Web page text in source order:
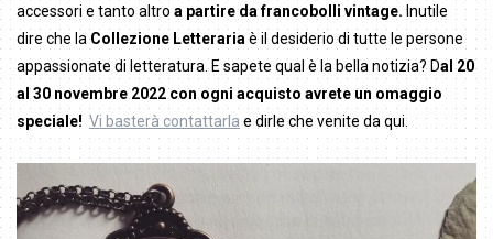
accessori e tanto altro a partire da francobolli vintage. Inutile
dire che laCollezione Letterariaè il desiderio di tutte le persone
appassionate di letteratura. E sapete qual è la bella notizia? Dal 20
al 30 novembre 2022 con ogni acquisto avrete un omaggio
speciale! Vi basterà contattarla e dirle che venite da qui.